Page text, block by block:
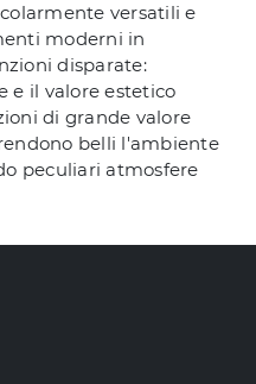
versatili e
moderni in
disparate:
e il valore estetico
di grande valore
belli l'ambiente
peculiari atmosfere